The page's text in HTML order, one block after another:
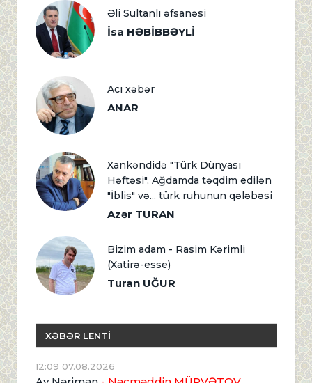
Əli Sultanlı əfsanəsi
İsa HƏBİBBƏYLİ
Acı xəbər
ANAR
Xankəndidə "Türk Dünyası
Həftəsi", Ağdamda təqdim edilən
"İblis" və... türk ruhunun qələbəsi
Azər TURAN
Bizim adam - Rasim Kərimli
(Xatirə-esse)
Turan UĞUR
XƏBƏR LENTİ
12:09 07.08.2026